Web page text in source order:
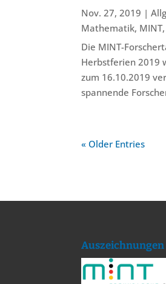
Nov. 27, 2019 |
Mathematik, MINT
Die MINT-
Herbstferien 2019
zum 16.10.2019
spannende
« Older Entries
Auszeichnungen